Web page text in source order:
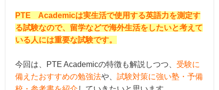
PTE Academicは実生活で使用する英語力を測定す
る試験なので、留学などで海外生活をしたいと考えて
いる人には重要な試験です。
今回は、PTE Academicの特徴も解説しつつ、 受験に
備えたおすすめの勉強法や、 試験対策に強い塾・予備